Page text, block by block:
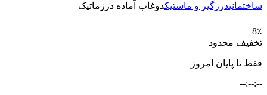
ساختمانیدرزگیر و ماستیکدوغاب آماده درزماتیک
8٪
تخفیف محدود
فقط تا پایان امروز
--:--:--